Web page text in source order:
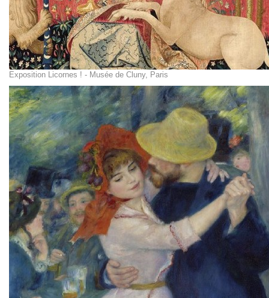
Exposition Licornes ! - Musée de Cluny, Paris